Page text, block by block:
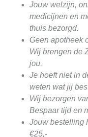
Jouw welzijn,
medicijnen en
thuis bezorgd.
Geen apotheek
Wij brengen de
jou.
Je hoeft niet in
weten wat jij
Wij bezorgen
Bespaar tijd en
Jouw bestelling
€25,-